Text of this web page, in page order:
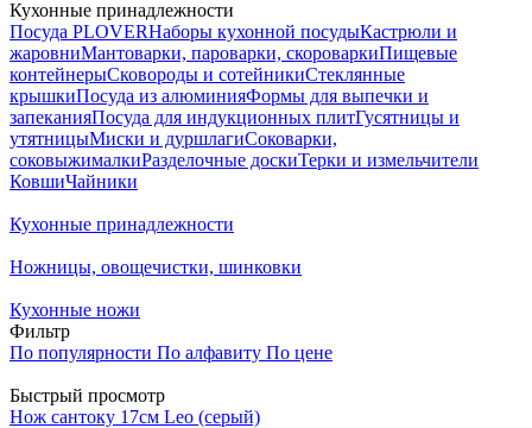
Кухонные принадлежности
Посуда PLOVERНаборы кухонной посудыКастрюли и
жаровниМантоварки, пароварки, скороваркиПищевые
контейнерыСковороды и сотейникиСтеклянные
крышкиПосуда из алюминияФормы для выпечки и
запеканияПосуда для индукционных плитГусятницы и
утятницыМиски и дуршлагиСоковарки,
соковыжималкиРазделочные доскиТерки и измельчители
КовшиЧайники
Кухонные принадлежности
Ножницы, овощечистки, шинковки
Кухонные ножи
Фильтр
По популярности По алфавиту По цене
Быстрый просмотр
Нож сантоку 17см Leo (серый)